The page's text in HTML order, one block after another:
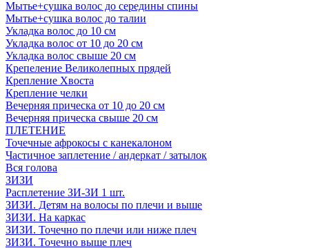
Мытье+сушка волос до середины спины
Мытье+сушка волос до талии
Укладка волос до 10 см
Укладка волос от 10 до 20 см
Укладка волос свыше 20 см
Крепеление Великолепных прядей
Крепление Хвоста
Крепление челки
Вечерняя прическа от 10 до 20 см
Вечерняя прическа свыше 20 см
ПЛЕТЕНИЕ
Точечные афрокосы с канекалоном
Частичное заплетение / андеркат / затылок
Вся голова
ЗИЗИ
Расплетение ЗИ-ЗИ 1 шт.
ЗИЗИ. Детям на волосы по плечи и выше
ЗИЗИ. На каркас
ЗИЗИ. Точечно по плечи или ниже плеч
ЗИЗИ. Точечно выше плеч